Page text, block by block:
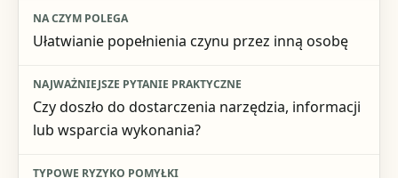
Ułatwianie popełnienia czynu przez inną osobę
Czy doszło do dostarczenia narzędzia, informacji
lub wsparcia wykonania?